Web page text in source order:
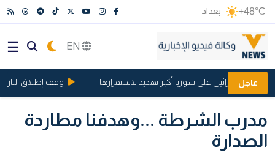
+48°C بغداد
عاجل
هجمات إسرائيل على سوريا أكبر تهديد لاستقرارها وقف إطلاق النار
مدرب الشرطة ...وهدفنا مطاردة
الصدارة